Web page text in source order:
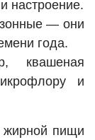
настроение.
— они
года.
квашеная
и
жирной пищи